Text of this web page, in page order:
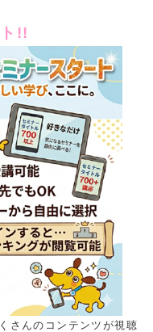
!!
さんのコンテンツが視聴